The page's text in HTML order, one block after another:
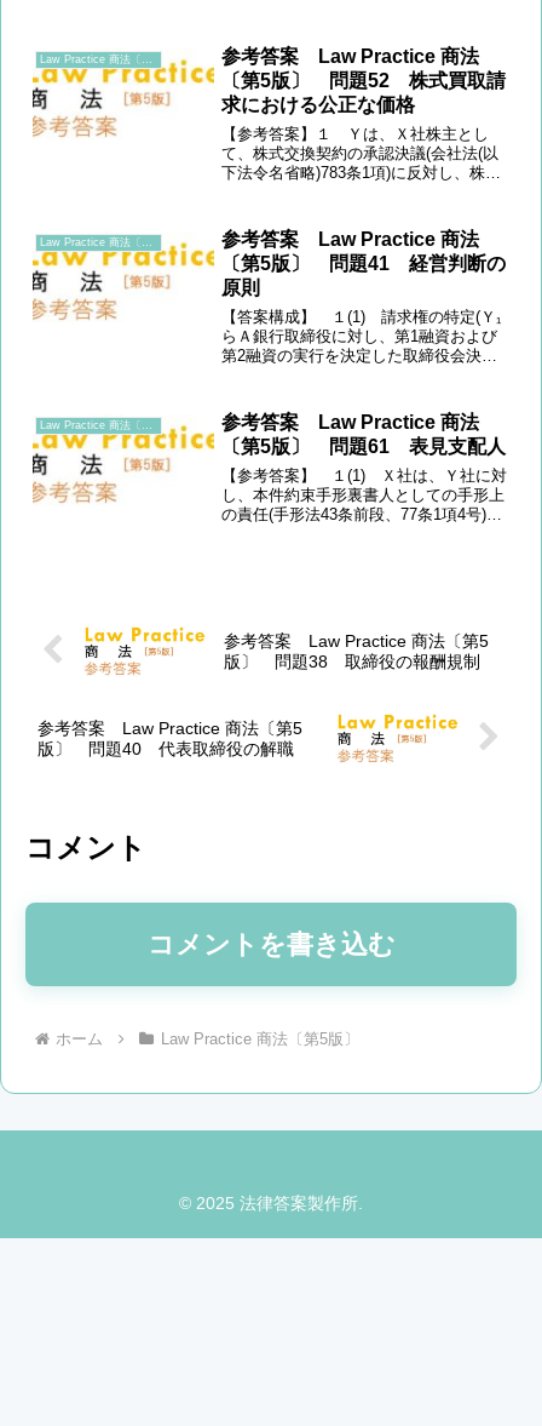
提訴請求しなければならない。) →問
題提起(株主Ｘは、提訴請...
参考答案 Law Practice 商法
〔第5版〕 問題52 株式買取請
求における公正な価格
【参考答案】１ Ｙは、Ｘ社株主とし
て、株式交換契約の承認決議(会社法(以
下法令名省略)783条1項)に反対し、株式
たため、裁判所に対し価格決定の申立て
が行われた(...
参考答案 Law Practice 商法
〔第5版〕 問題41 経営判断の
原則
【答案構成】 １(1) 請求権の特定(Ｙ₁
らＡ銀行取締役に対し、第1融資および
第2融資の実行を決定した取締役会決議
り、会社が被った損害560億円の賠償請
求)(2)...
Law Practice 商法〔第5版〕
参考答案 Law Practice 商法
〔第5版〕 問題61 表見支配人
【参考答案】 １(1) Ｘ社は、Ｙ社に対
し、本件約束手形裏書人としての手形上
の責任(手形法43条前段、77条1項4号)を
参考答案 Law Practice 商法〔第5
版〕 問題38 取締役の報酬規制
参考答案 Law Practice 商法〔第5
版〕 問題40 代表取締役の解職
コメント
コメントを書き込む
ホーム Law Practice 商法〔第5版〕
© 2025 法律答案製作所.